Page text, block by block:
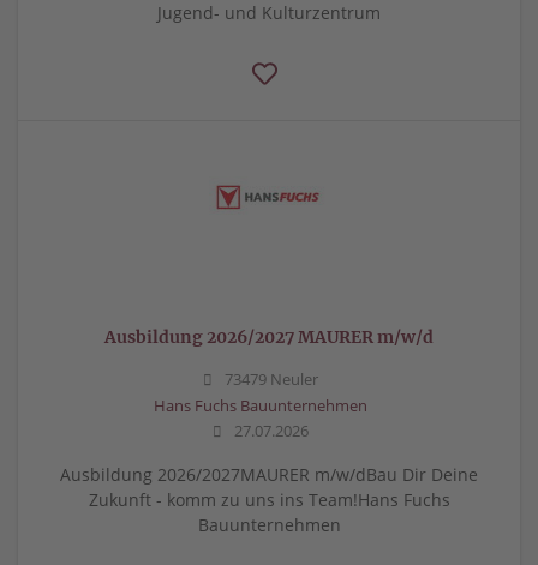
Jugend- und Kulturzentrum
Ausbildung 2026/2027 MAURER m/w/d
73479 Neuler
Hans Fuchs Bauunternehmen
27.07.2026
Ausbildung 2026/2027MAURER m/w/dBau Dir Deine
Zukunft - komm zu uns ins Team!Hans Fuchs
Bauunternehmen